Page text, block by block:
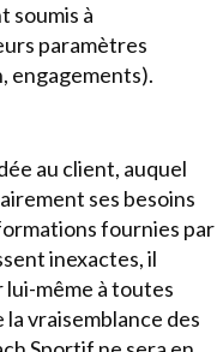
soumis à
paramètres
engagements).
au client, auquel
ses besoins
fournies par
inexactes, il
même à toutes
vraisemblance des